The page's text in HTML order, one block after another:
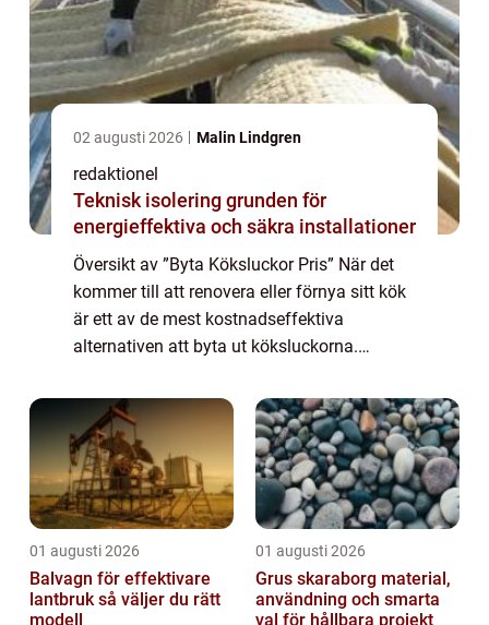
02 augusti 2026 Malin Lindgren
redaktionel
Teknisk isolering grunden för
energieffektiva och säkra installationer
Översikt av ”Byta Köksluckor Pris” När det
kommer till att renovera eller förnya sitt kök
är ett av de mest kostnadseffektiva
alternativen att byta ut köksluckorna.
utseendet på köket utan att behö...
01 augusti 2026
Balvagn för effektivare
lantbruk så väljer du rätt
modell
01 augusti 2026
Grus skaraborg material,
användning och smarta
val för hållbara projekt